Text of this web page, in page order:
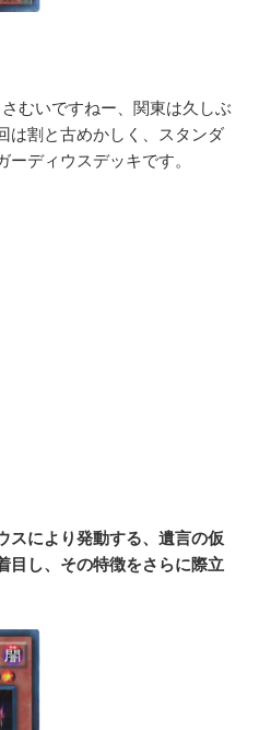
むいですねー、関東は久しぶ
は割と古めかしく、スタンダ
ディウスデッキです。
スにより発動する、遺言の仮
目し、その特徴をさらに際立